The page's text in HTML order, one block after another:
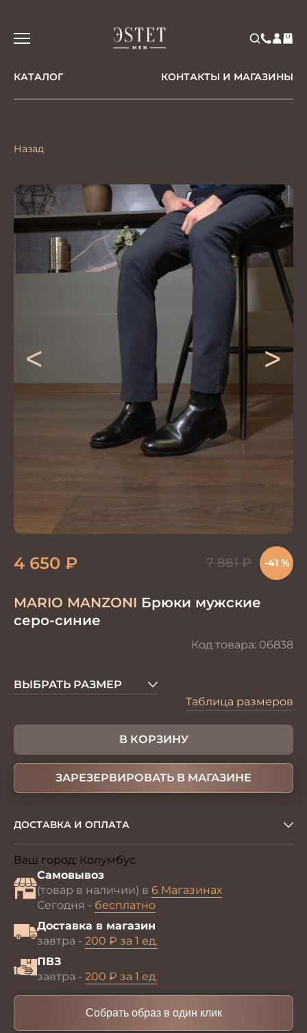
КАТАЛОГ КОНТАКТЫ И МАГАЗИНЫ
Назад
< >
MARIO MANZONI Брюки мужские
серо-синие
Код товара: 06838
4 650 ₽ 7 881₽ -41 %
ВЫБРАТЬ РАЗМЕР
Таблица размеров
В КОРЗИНУ
ЗАРЕЗЕРВИРОВАТЬ В МАГАЗИНЕ
ДОСТАВКА И ОПЛАТА
Ваш город: Колумбус
Самовывоз
(товар в наличии) в 6 Магазинах
Сегодня - бесплатно
Доставка в магазин
завтра - 200 ₽ за 1 ед.
ПВЗ
завтра - 200 ₽ за 1 ед.
Собрать образ в один клик